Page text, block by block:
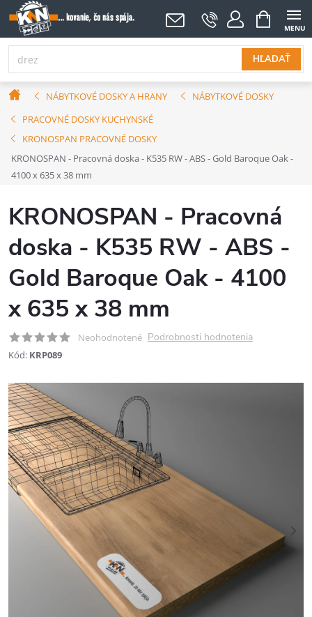
Prejsť
na
obsah
HĽADAŤ
NÁKUPNÝ
KOŠÍK
DomovNÁBYTKOVÉ DOSKY A HRANY
NÁBYTKOVÉ DOSKY
PRACOVNÉ DOSKY KUCHYNSKÉ
KRONOSPAN PRACOVNÉ DOSKY
KRONOSPAN - Pracovná doska - K535 RW - ABS - Gold Baroque Oak -
4100 x 635 x 38 mm
KRONOSPAN - Pracovná
doska - K535 RW - ABS -
Gold Baroque Oak - 4100
x 635 x 38 mm
Neohodnotené Podrobnosti hodnotenia
Kód: KRP089